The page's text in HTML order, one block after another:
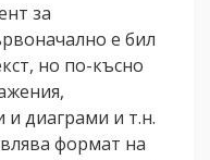
за
е бил
но по-късно
и диаграми и т.н.
формат на